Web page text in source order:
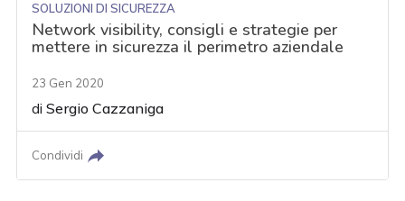
SOLUZIONI DI SICUREZZA
Network visibility, consigli e strategie per
mettere in sicurezza il perimetro aziendale
23 Gen 2020
diSergio Cazzaniga
Condividi